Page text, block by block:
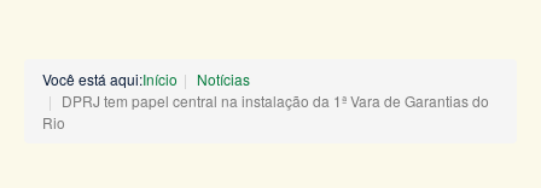
Você está aqui:Início
Notícias
DPRJ tem papel central na instalação da 1ª Vara de Garantias do
Rio